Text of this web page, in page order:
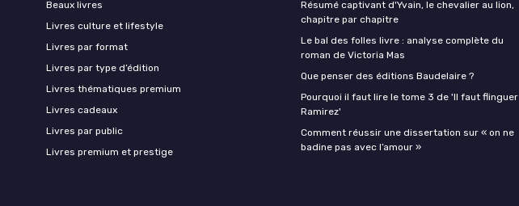
Beaux livres
Livres culture et lifestyle
Livres par format
Livres par type d’édition
Livres thématiques premium
Livres cadeaux
Livres par public
Livres premium et prestige
Résumé captivant d'Yvain, le chevalier au lion,
chapitre par chapitre
Le bal des folles livre : analyse complète du
roman de Victoria Mas
Que penser des éditions Baudelaire ?
Pourquoi il faut lire le tome 3 de 'Il faut flinguer
Ramirez'
Comment réussir une dissertation sur « on ne
badine pas avec l’amour »